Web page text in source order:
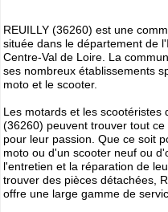
Cliquer sur la 1ere lettre du
SÉLECTION d'adresses :
A(188) B(314) C
(31) K (5)
O(47) P(227) Q(18) R
V(201) W(22) X(1) Y(13)
Catégories ANNUAIRE
REUILLY (36260) est une
située dans le département de
Centre-Val de Loire. La
ses nombreux établissements
moto et le scooter.
Les motards et les scootéristes
(36260) peuvent trouver tout ce
pour leur passion. Que ce soit
moto ou d'un scooter neuf ou
l'entretien et la réparation de
trouver des pièces détachées,
offre une large gamme de